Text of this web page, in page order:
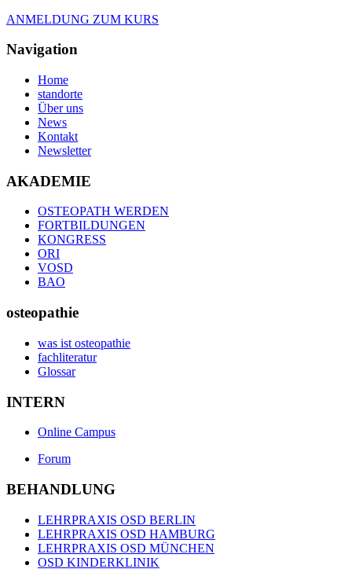
ANMELDUNG ZUM KURS
Navigation
Home
standorte
Über uns
News
Kontakt
Newsletter
AKADEMIE
OSTEOPATH WERDEN
FORTBILDUNGEN
KONGRESS
ORI
VOSD
BAO
osteopathie
was ist osteopathie
fachliteratur
Glossar
INTERN
Online Campus
Forum
BEHANDLUNG
LEHRPRAXIS OSD BERLIN
LEHRPRAXIS OSD HAMBURG
LEHRPRAXIS OSD MÜNCHEN
OSD KINDERKLINIK